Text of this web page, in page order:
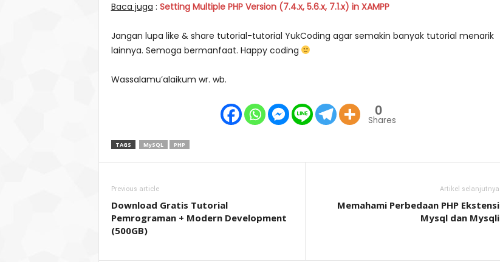
Baca juga : Setting Multiple PHP Version (7.4.x, 5.6.x, 7.1.x) in XAMPP
Jangan lupa like & share tutorial-tutorial YukCoding agar semakin banyak tutorial menarik
lainnya. Semoga bermanfaat. Happy coding
Wassalamu’alaikum wr. wb.
0
Shares
TAGS MySQL PHP
Previous article
Download Gratis Tutorial
Pemrograman + Modern Development
(500GB)
Artikel selanjutnya
Memahami Perbedaan PHP Ekstensi
Mysql dan Mysqli